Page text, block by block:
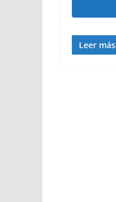
Leer más